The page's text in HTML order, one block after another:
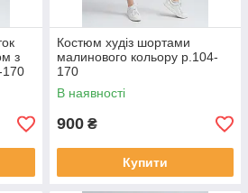
з
170
Костюм худіз шортами
малинового кольору р.104-
170
В наявності
900 ₴
Купити